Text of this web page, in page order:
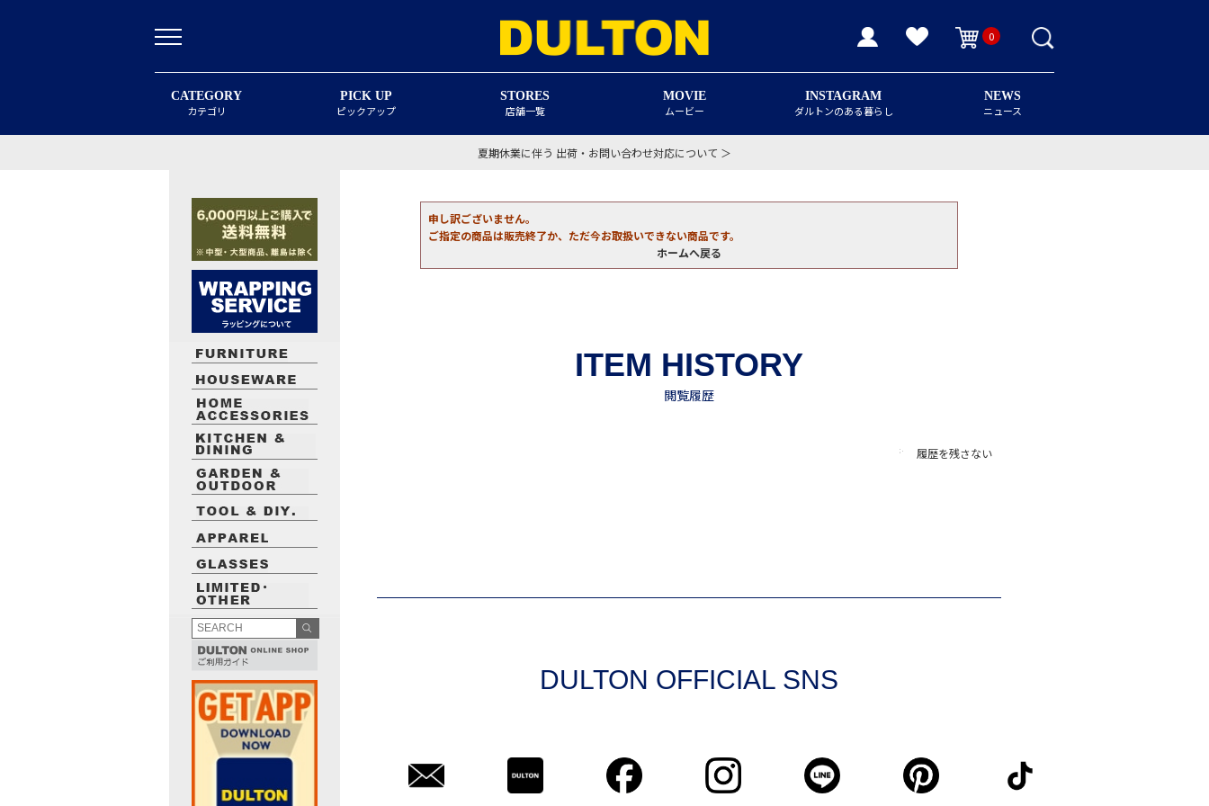
0
CATEGORY
カテゴリ
PICK UP
ピックアップ
STORES
店舗一覧
MOVIE
ムービー
INSTAGRAM
ダルトンのある暮らし
NEWS
ニュース
夏期休業に伴う 出荷・お問い合わせ対応について ＞
申し訳ございません。
ご指定の商品は販売終了か、ただ今お取扱いできない商品です。
ホームへ戻る
履歴を残さない
DULTON OFFICIAL SNS